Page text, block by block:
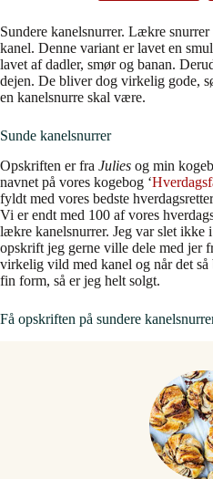
Sundere kanelsnurrer. Lækre
kanel. Denne variant er lavet en
lavet af dadler, smør og banan.
dejen. De bliver dog virkelig gode,
en kanelsnurre skal være.
Sunde kanelsnurrer
Opskriften er fra Julies og min
navnet på vores kogebog ‘
fyldt med vores bedste
Vi er endt med 100 af vores
lækre kanelsnurrer. Jeg var slet ikke
opskrift jeg gerne ville dele med jer
virkelig vild med kanel og når det så
fin form, så er jeg helt solgt.
Få opskriften på sundere